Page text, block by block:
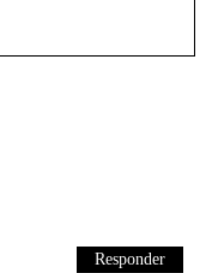
Responder